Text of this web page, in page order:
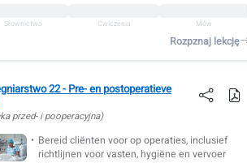
Słownictwo Ćwiczenia Mów
Rozpznaj lekcję
22 - Pre- en postoperatieve
przed- i pooperacyjna)
Bereid cliënten voor op operaties, inclusief
richtlijnen voor vasten, hygiëne en vervoer